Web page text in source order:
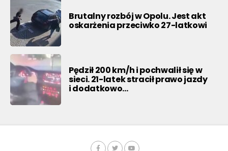
Brutalny rozbój w Opolu. Jest akt
oskarżenia przeciwko 27-latkowi
Pędził 200 km/h i pochwalił się w
sieci. 21-latek stracił prawo jazdy
i dodatkowo…